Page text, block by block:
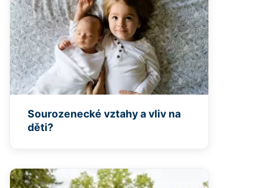
Sourozenecké vztahy a vliv na
děti?